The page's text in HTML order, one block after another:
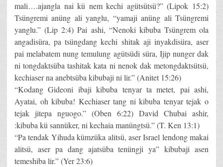
mali….ajangla nai kü nem kechi agütsütsü?” (Lipok 15:2)
Tsüngremi anüng ali yanglu, “yamaji anüng ali Tsüngremi
yanglu.” (Lip 2:4) Pai ashi, “Nenoki kibuba Tsüngrem ola
angadisüra, pa tsüngdang kechi shitak aji inyakdisüra, aser
pai melabatem nung temulung agütsüdi süra, Ijip nunger dak
ni tongdaktsüba tashitak kata ni nenok dak metongdaktsütsü,
kechiaser na anebtsüba kibubaji ni lir.” (Anitet 15:26)
“Kodang Gideoni ibaji kibuba tenyar ta metet, pai ashi,
Ayatai, oh kibuba! Kechiaser tang ni kibuba tenyar tejak o
tejak jitepa nguogo.” (Oben 6:22) David Chubai ashir,
:kibuba kü sannüker, ni kechaia manüngtsü.” (T. Ken 13:1)
“Pa tendak Yihuda kümzüka alitsü, aser Israel lendong makai
alitsü, aser pa dang ajatsüba tenüngji ya” kibubaji asen
temeshiba lir.” (Yer 23:6)